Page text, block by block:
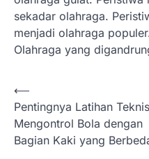
sekadar olahraga.
menjadi olahraga
Olahraga yang
N
a
v
⟵
Pentingnya Latihan
Mengontrol Bola dengan
Bagian Kaki yang